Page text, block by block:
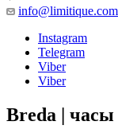
info@limitique.com
Instagram
Telegram
Viber
Viber
Breda | часы